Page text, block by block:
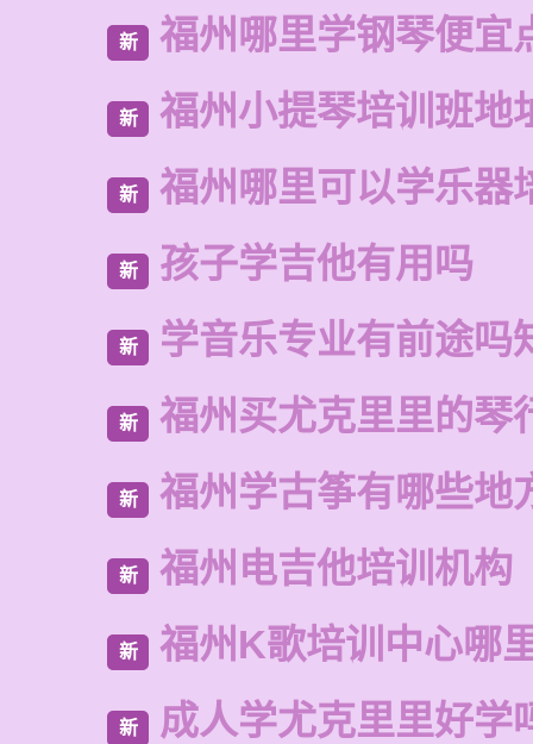
新 福州哪里学钢琴便宜
新 福州小提琴培训班地
新 福州哪里可以学乐器
新 孩子学吉他有用吗
新 学音乐专业有前途吗
新 福州买尤克里里的琴
新 福州学古筝有哪些地
新 福州电吉他培训机构
新 福州K歌培训中心哪
新 成人学尤克里里好学